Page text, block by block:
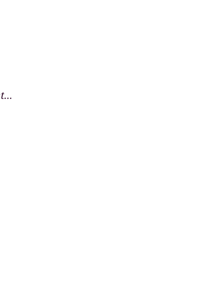
Notarissen mogen diensten ook na 17.00 uur leveren